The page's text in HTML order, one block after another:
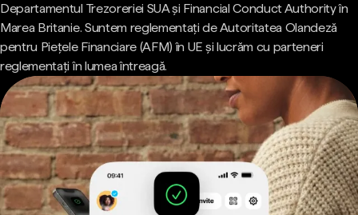
Departamentul Trezoreriei SUA și Financial Conduct Authority în
Marea Britanie. Suntem reglementați de Autoritatea Olandeză
pentru Piețele Financiare (AFM) în UE și lucrăm cu parteneri
reglementați în lumea întreagă.